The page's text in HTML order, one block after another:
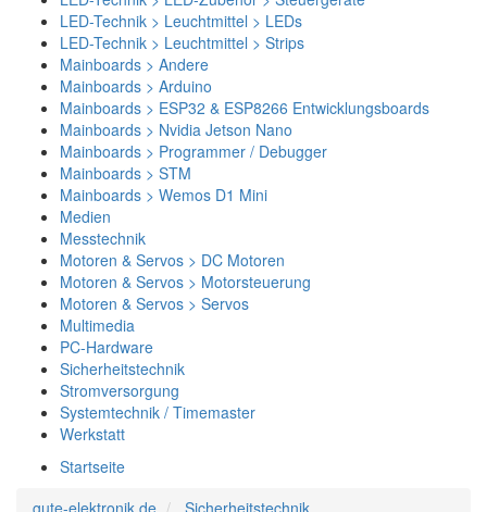
LED-Technik > Leuchtmittel > LEDs
LED-Technik > Leuchtmittel > Strips
Mainboards > Andere
Mainboards > Arduino
Mainboards > ESP32 & ESP8266 Entwicklungsboards
Mainboards > Nvidia Jetson Nano
Mainboards > Programmer / Debugger
Mainboards > STM
Mainboards > Wemos D1 Mini
Medien
Messtechnik
Motoren & Servos > DC Motoren
Motoren & Servos > Motorsteuerung
Motoren & Servos > Servos
Multimedia
PC-Hardware
Sicherheitstechnik
Stromversorgung
Systemtechnik / Timemaster
Werkstatt
Startseite
gute-elektronik.de
Sicherheitstechnik